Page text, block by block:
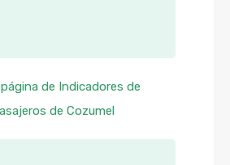
de Indicadores de
de Cozumel